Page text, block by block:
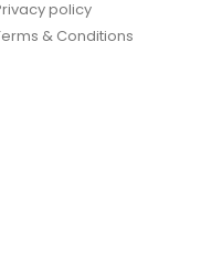
policy
& Conditions